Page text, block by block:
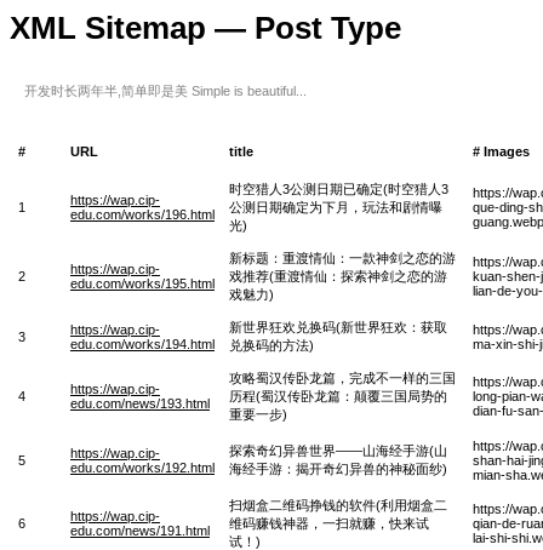
XML Sitemap — Post Type
开发时长两年半,简单即是美 Simple is beautiful...
# URL title # Images
1
https://wap.cip-
edu.com/works/196.html
时空猎人3公测日期已确定(时空猎人3
公测日期确定为下月，玩法和剧情曝
光)
https://
que-ding-
guang.webp
2
https://wap.cip-
edu.com/works/195.html
新标题：重渡情仙：一款神剑之恋的游
戏推荐(重渡情仙：探索神剑之恋的游
戏魅力)
https://
kuan-shen-
lian-de-
3
https://wap.cip-
edu.com/works/194.html
新世界狂欢兑换码(新世界狂欢：获取
兑换码的方法)
https://
ma-xin-shi-
4
https://wap.cip-
edu.com/news/193.html
攻略蜀汉传卧龙篇，完成不一样的三国
历程(蜀汉传卧龙篇：颠覆三国局势的
重要一步)
https://
long-pian-
dian-fu-
5
https://wap.cip-
edu.com/works/192.html
探索奇幻异兽世界——山海经手游(山
海经手游：揭开奇幻异兽的神秘面纱)
https://
shan-hai-
mian-
6
https://wap.cip-
edu.com/news/191.html
扫烟盒二维码挣钱的软件(利用烟盒二
维码赚钱神器，一扫就赚，快来试
试！)
https://
qian-de-
lai-shi-